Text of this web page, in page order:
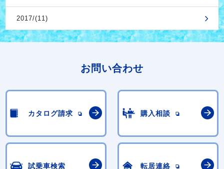
2017/(11)
お問い合わせ
カタログ請求 購入相談
試乗車検索 転居連絡